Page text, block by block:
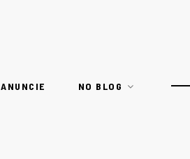
ANUNCIE NO BLOG